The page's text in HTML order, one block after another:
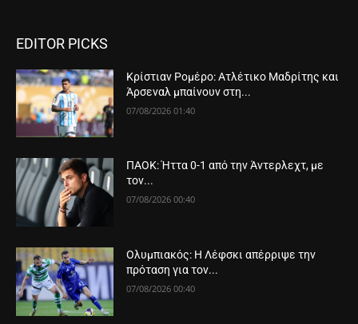
EDITOR PICKS
Κρίστιαν Ρομέρο: Ατλέτικο Μαδρίτης και
Άρσεναλ μπαίνουν στη...
07/08/2026 01:40
ΠΑΟΚ: Ήττα 0-1 από την Άντερλεχτ, με
τον...
07/08/2026 00:40
Ολυμπιακός: Η Λέφσκι απέρριψε την
πρόταση για τον...
07/08/2026 00:40